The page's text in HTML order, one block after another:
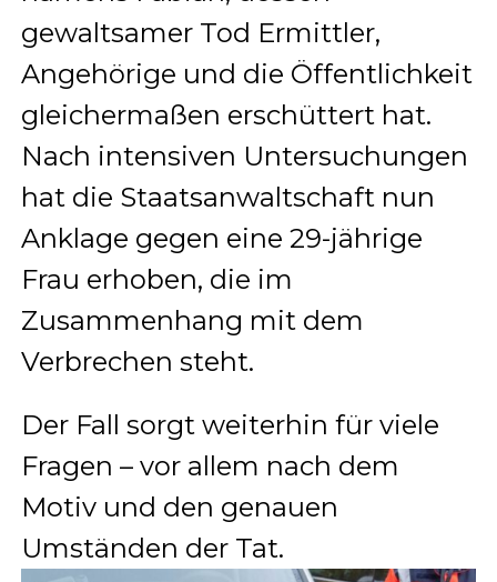
gewaltsamer Tod Ermittler,
Angehörige und die Öffentlichkeit
gleichermaßen erschüttert hat.
Nach intensiven Untersuchungen
hat die Staatsanwaltschaft nun
Anklage gegen eine 29-jährige
Frau erhoben, die im
Zusammenhang mit dem
Verbrechen steht.
Der Fall sorgt weiterhin für viele
Fragen – vor allem nach dem
Motiv und den genauen
Umständen der Tat.